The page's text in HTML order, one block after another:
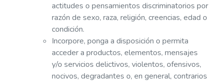
actitudes o pensamientos discriminatorios por
razón de sexo, raza, religión, creencias, edad o
condición.
Incorpore, ponga a disposición o permita
acceder a productos, elementos, mensajes
y/o servicios delictivos, violentos, ofensivos,
nocivos, degradantes o, en general, contrarios